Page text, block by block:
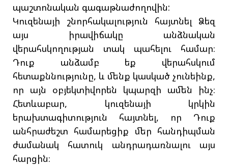
պաշտոնական գագաթնաժողովին:
Կուզենայի շնորհակալություն հայտնել Ձեզ
այս իրավիճակը անձնական
վերահսկողության տակ պահելու համար։
Դուք անձամբ եք վերահսկում
հետաքննությունը, և մենք կասկած չունեինք,
որ այն օբյեկտիվորեն կպարզի ամեն ինչ։
Հետևաբար, կուզենայի կրկին
երախտագիտություն հայտնել, որ Դուք
անհրաժեշտ համարեցիք մեր հանդիպման
ժամանակ հատուկ անդրադառնալու այս
հարցին։